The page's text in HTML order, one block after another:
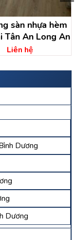
Dương
Dương
sàn nhựa hèm
Tân An Long An
Liên hệ